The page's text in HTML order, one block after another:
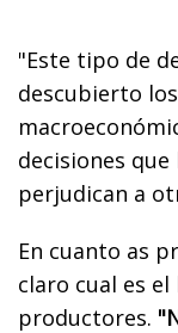
"Este tipo de
descubierto
decisiones
perjudican a
En cuanto as
claro cual es
productores.